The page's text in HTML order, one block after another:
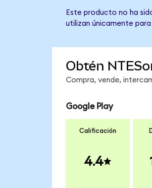
Este producto no ha
utilizan únicamente
Obtén
Compra, vende,
Google Play
Calificación
4.4